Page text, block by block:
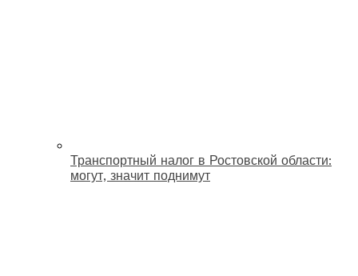
Транспортный налог в Ростовской области:
могут, значит поднимут